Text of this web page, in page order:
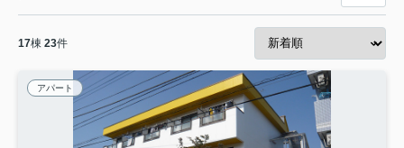
17棟 23件
アパート